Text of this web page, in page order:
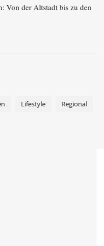
Von der Altstadt bis zu den
Lifestyle Regional